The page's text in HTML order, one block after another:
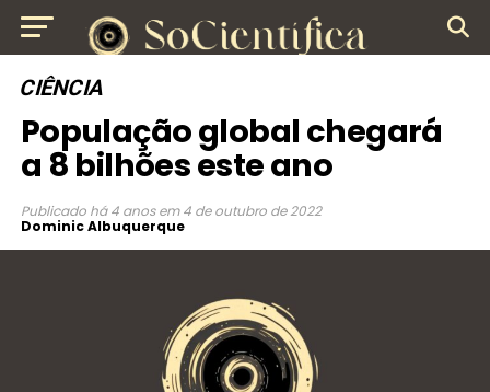
CIÊNCIA
População global chegará
a 8 bilhões este ano
Publicado há 4 anos em 4 de outubro de 2022
Dominic Albuquerque